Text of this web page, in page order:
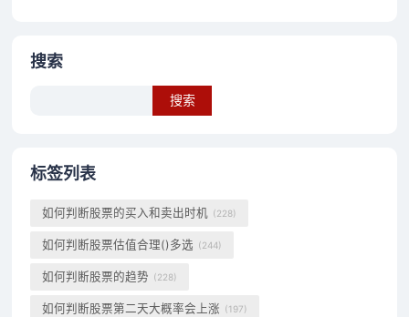
搜索
标签列表
如何判断股票的买入和卖出时机 (228)
如何判断股票估值合理()多选 (244)
如何判断股票的趋势 (228)
如何判断股票第二天大概率会上涨 (197)